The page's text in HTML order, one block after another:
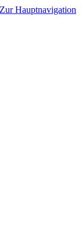
Zur Hauptnavigation